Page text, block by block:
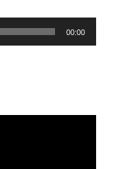
00:00